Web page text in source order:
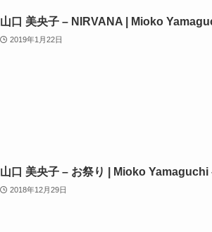
山口 美央子 – NIRVANA | Mioko
2019年1月22日
山口 美央子 – お祭り | Mioko
2018年12月29日